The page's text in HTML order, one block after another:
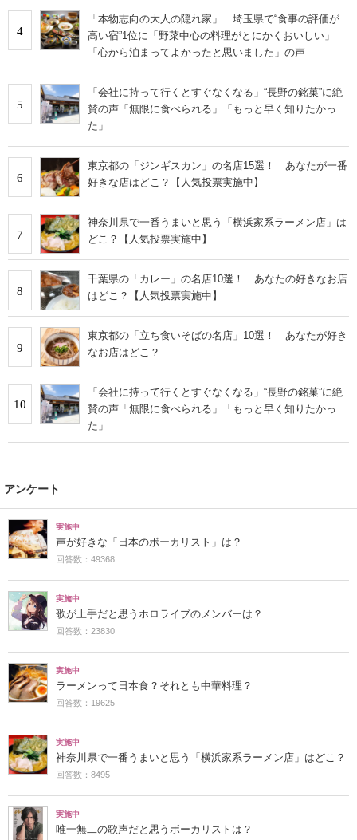
4
「本物志向の大人の隠れ家」 埼玉県で“食事の評価が
高い宿”1位に「野菜中心の料理がとにかくおいしい」
「心から泊まってよかったと思いました」の声
5
「会社に持って行くとすぐなくなる」“長野の銘菓”に絶
賛の声「無限に食べられる」「もっと早く知りたかっ
た」
6
東京都の「ジンギスカン」の名店15選！ あなたが一番
好きな店はどこ？【人気投票実施中】
7
神奈川県で一番うまいと思う「横浜家系ラーメン店」は
どこ？【人気投票実施中】
8
千葉県の「カレー」の名店10選！ あなたの好きなお店
はどこ？【人気投票実施中】
9
東京都の「立ち食いそばの名店」10選！ あなたが好き
なお店はどこ？
10
「会社に持って行くとすぐなくなる」“長野の銘菓”に絶
賛の声「無限に食べられる」「もっと早く知りたかっ
た」
アンケート
実施中
声が好きな「日本のボーカリスト」は？
回答数：49368
実施中
歌が上手だと思うホロライブのメンバーは？
回答数：23830
実施中
ラーメンって日本食？それとも中華料理？
回答数：19625
実施中
神奈川県で一番うまいと思う「横浜家系ラーメン店」はどこ？
回答数：8495
実施中
唯一無二の歌声だと思うボーカリストは？